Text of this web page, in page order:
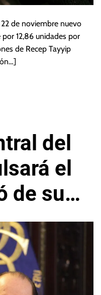
de noviembre nuevo
12,86 unidades por
de Recep Tayyip
del
el
de su